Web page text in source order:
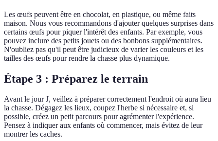
Les œufs peuvent être en chocolat, en plastique, ou même faits
maison. Nous vous recommandons d'ajouter quelques surprises dans
certains œufs pour piquer l'intérêt des enfants. Par exemple, vous
pouvez inclure des petits jouets ou des bonbons supplémentaires.
N'oubliez pas qu'il peut être judicieux de varier les couleurs et les
tailles des œufs pour rendre la chasse plus dynamique.
Étape 3 : Préparez le terrain
Avant le jour J, veillez à préparer correctement l'endroit où aura lieu
la chasse. Dégagez les lieux, coupez l'herbe si nécessaire et, si
possible, créez un petit parcours pour agrémenter l'expérience.
Pensez à indiquer aux enfants où commencer, mais évitez de leur
montrer les caches.